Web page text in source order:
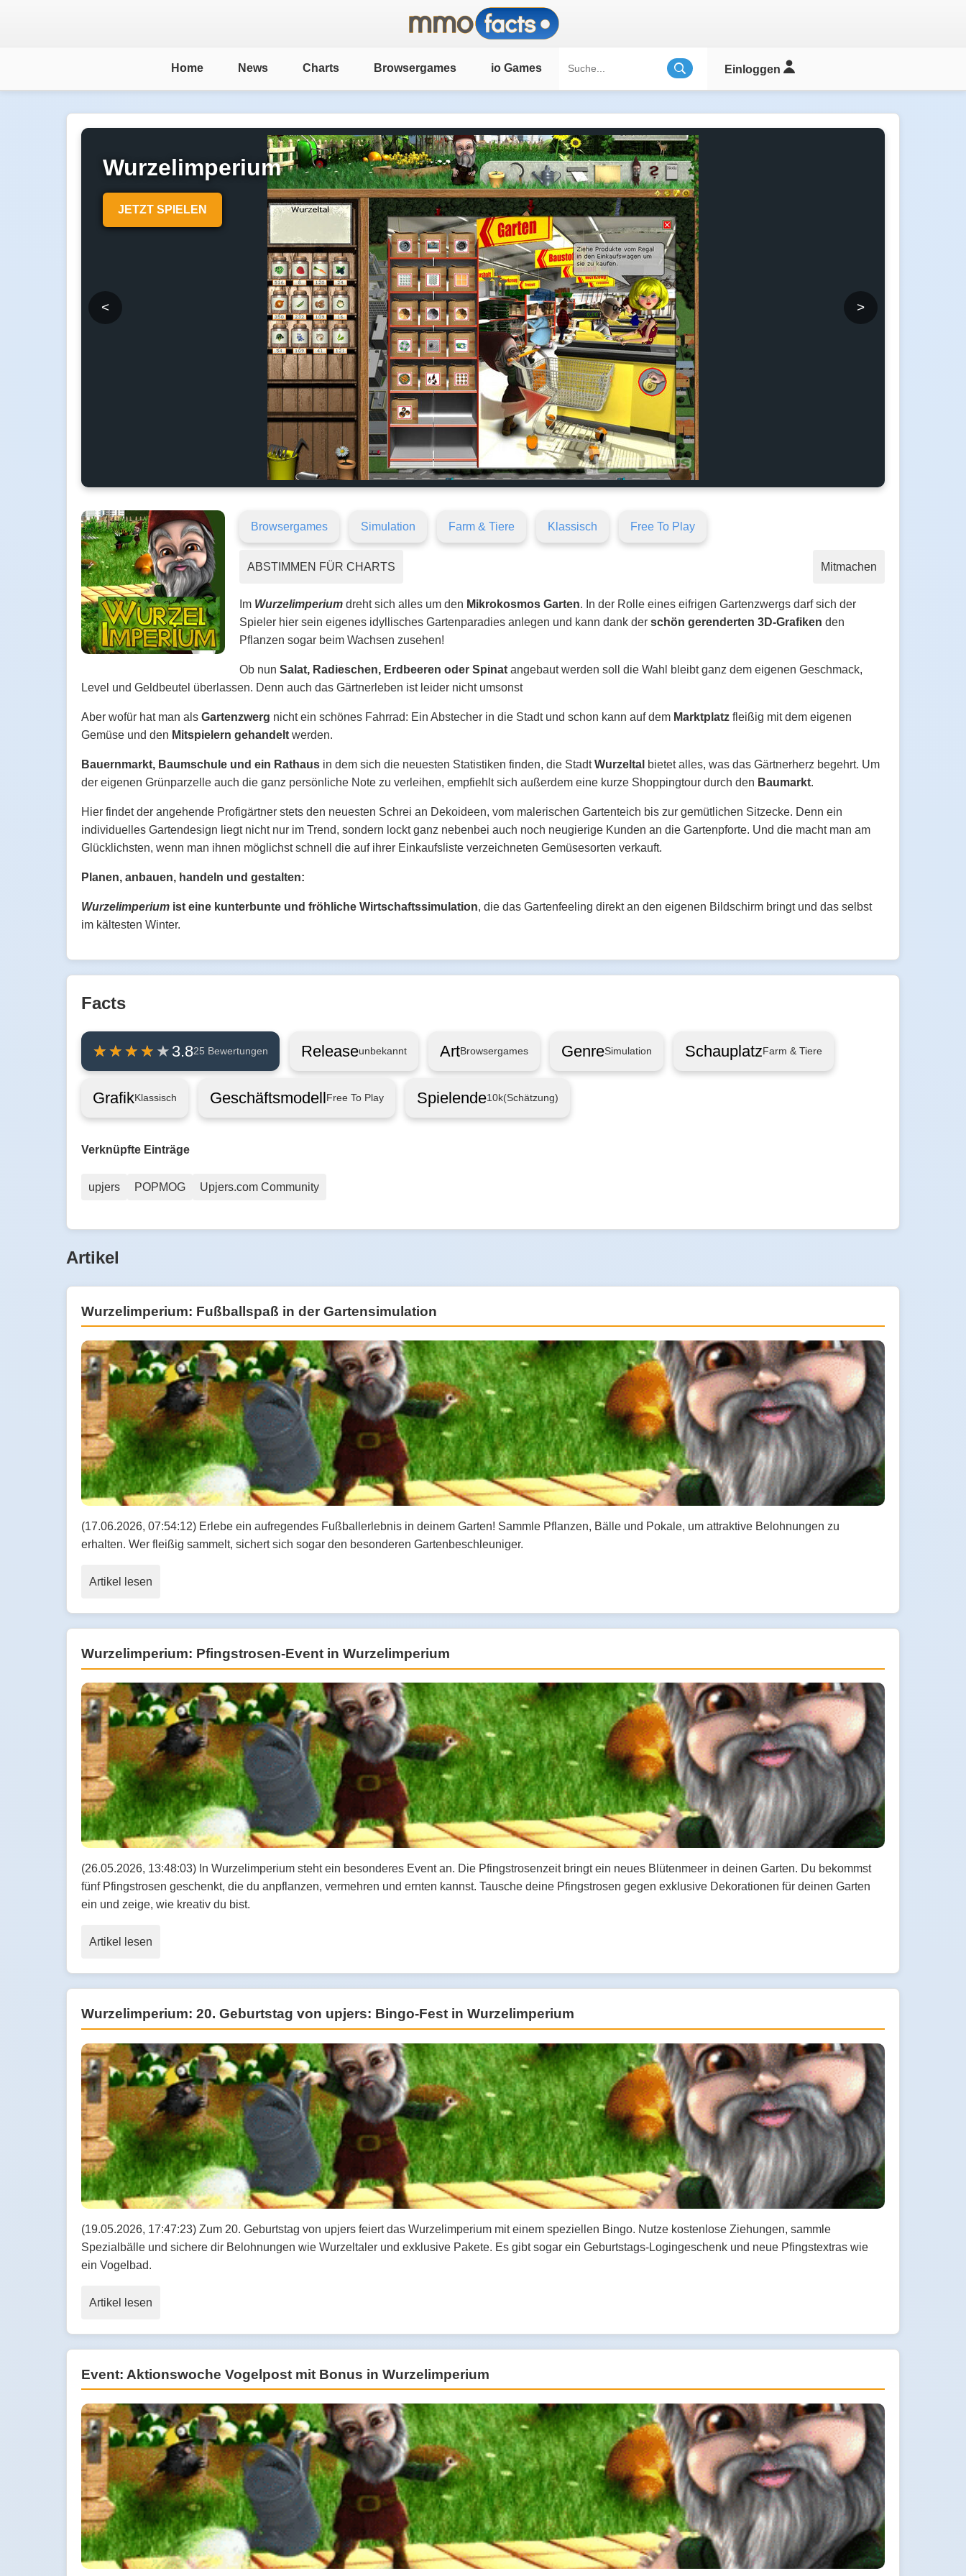
Home News Charts Browsergames io Games Einloggen
Wurzelimperium
JETZT SPIELEN
< >
Browsergames Simulation Farm & Tiere Klassisch Free To Play
ABSTIMMEN FÜR CHARTS Mitmachen
Im Wurzelimperium dreht sich alles um den Mikrokosmos Garten. In der Rolle eines eifrigen Gartenzwergs darf sich der
Spieler hier sein eigenes idyllisches Gartenparadies anlegen und kann dank der schön gerenderten 3D-Grafiken den
Pflanzen sogar beim Wachsen zusehen!
Ob nun Salat, Radieschen, Erdbeeren oder Spinat angebaut werden soll die Wahl bleibt ganz dem eigenen Geschmack,
Level und Geldbeutel überlassen. Denn auch das Gärtnerleben ist leider nicht umsonst
Aber wofür hat man als Gartenzwerg nicht ein schönes Fahrrad: Ein Abstecher in die Stadt und schon kann auf dem Marktplatz fleißig mit dem eigenen
Gemüse und den Mitspielern gehandelt werden.
Bauernmarkt, Baumschule und ein Rathaus in dem sich die neuesten Statistiken finden, die StadtWurzeltal bietet alles, was das Gärtnerherz begehrt. Um
der eigenen Grünparzelle auch die ganz persönliche Note zu verleihen, empfiehlt sich außerdem eine kurze Shoppingtour durch den Baumarkt.
Hier findet der angehende Profigärtner stets den neuesten Schrei an Dekoideen, vom malerischen Gartenteich bis zur gemütlichen Sitzecke. Denn ein
individuelles Gartendesign liegt nicht nur im Trend, sondern lockt ganz nebenbei auch noch neugierige Kunden an die Gartenpforte. Und die macht man am
Glücklichsten, wenn man ihnen möglichst schnell die auf ihrer Einkaufsliste verzeichneten Gemüsesorten verkauft.
Planen, anbauen, handeln und gestalten:
Wurzelimperium ist eine kunterbunte und fröhliche Wirtschaftssimulation, die das Gartenfeeling direkt an den eigenen Bildschirm bringt und das selbst
im kältesten Winter.
Facts
3.825 Bewertungen Releaseunbekannt ArtBrowsergames GenreSimulation SchauplatzFarm & Tiere
GrafikKlassisch GeschäftsmodellFree To Play Spielende10k(Schätzung)
Verknüpfte Einträge
upjers POPMOG Upjers.com Community
Artikel
Wurzelimperium: Fußballspaß in der Gartensimulation
(17.06.2026, 07:54:12) Erlebe ein aufregendes Fußballerlebnis in deinem Garten! Sammle Pflanzen, Bälle und Pokale, um attraktive Belohnungen zu
erhalten. Wer fleißig sammelt, sichert sich sogar den besonderen Gartenbeschleuniger.
Artikel lesen
Wurzelimperium: Pfingstrosen-Event in Wurzelimperium
(26.05.2026, 13:48:03) In Wurzelimperium steht ein besonderes Event an. Die Pfingstrosenzeit bringt ein neues Blütenmeer in deinen Garten. Du bekommst
fünf Pfingstrosen geschenkt, die du anpflanzen, vermehren und ernten kannst. Tausche deine Pfingstrosen gegen exklusive Dekorationen für deinen Garten
ein und zeige, wie kreativ du bist.
Artikel lesen
Wurzelimperium: 20. Geburtstag von upjers: Bingo-Fest in Wurzelimperium
(19.05.2026, 17:47:23) Zum 20. Geburtstag von upjers feiert das Wurzelimperium mit einem speziellen Bingo. Nutze kostenlose Ziehungen, sammle
Spezialbälle und sichere dir Belohnungen wie Wurzeltaler und exklusive Pakete. Es gibt sogar ein Geburtstags-Logingeschenk und neue Pfingstextras wie
ein Vogelbad.
Artikel lesen
Event: Aktionswoche Vogelpost mit Bonus in Wurzelimperium